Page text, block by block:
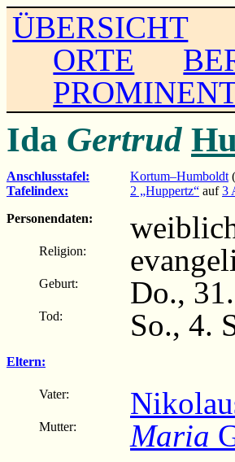
ÜBERSICHT
ORTE
Ida Gertrud
Anschlusstafel: Kortum–Humboldt (
Tafelindex:
2 „Huppertz“ auf3
Personendaten:
Religion:
Geburt: Do.,
Tod: So., 4.
Eltern:
Vater:
Mutter: Maria